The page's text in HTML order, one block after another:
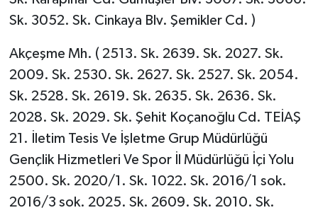
Sk. 3052. Sk. Cinkaya Blv. Şemikler Cd. )
Akçeşme Mh. ( 2513. Sk. 2639. Sk. 2027. Sk.
2009. Sk. 2530. Sk. 2627. Sk. 2527. Sk. 2054.
Sk. 2528. Sk. 2619. Sk. 2635. Sk. 2636. Sk.
2028. Sk. 2029. Sk. Şehit Koçanoğlu Cd. TEİAŞ
21. İletim Tesis Ve İşletme Grup Müdürlüğü
Gençlik Hizmetleri Ve Spor İl Müdürlüğü İçi Yolu
2500. Sk. 2020/1. Sk. 1022. Sk. 2016/1 sok.
2016/3 sok. 2025. Sk. 2609. Sk. 2010. Sk.